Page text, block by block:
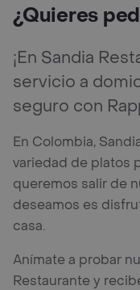
¿Quieres
¡En Sandia
servicio a
seguro con
En Colombia,
variedad de platos
queremos salir de
deseamos es
casa.
Anímate a probar
Restaurante y